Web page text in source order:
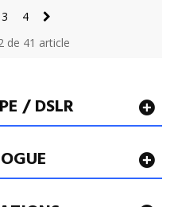
/ DSLR
3
4
de 41 article